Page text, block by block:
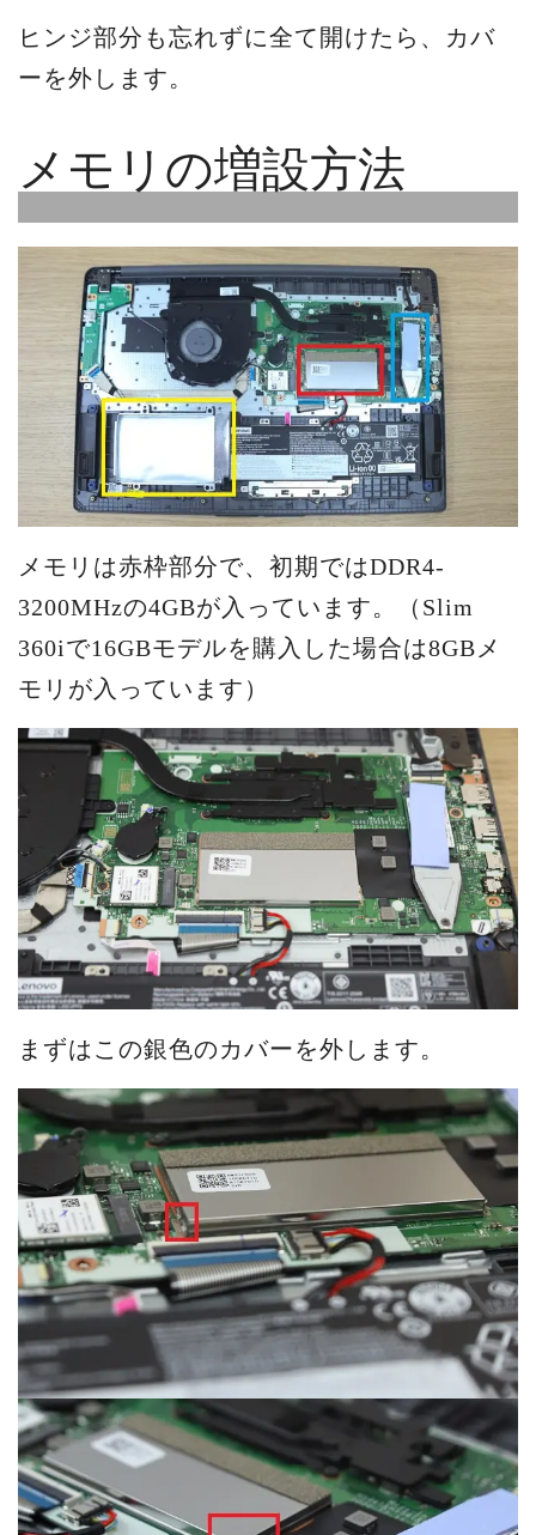
ヒンジ部分も忘れずに全て開けたら、カバ
ーを外します。
メモリの増設方法
メモリは赤枠部分で、初期ではDDR4-
3200MHzの4GBが入っています。（Slim
360iで16GBモデルを購入した場合は8GBメ
モリが入っています）
まずはこの銀色のカバーを外します。